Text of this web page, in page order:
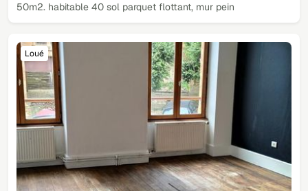
50m2. habitable 40 sol parquet flottant, mur pein
Loué